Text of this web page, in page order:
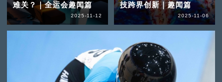
难关？｜全运会趣闻篇
2025-11-12
技跨界创新｜趣闻篇
2025-11-06